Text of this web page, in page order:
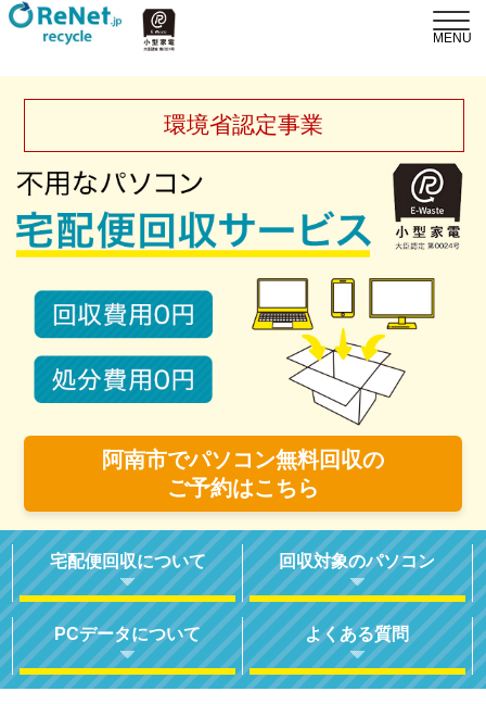
環境省認定事業
阿南市でパソコン無料回収の
ご予約はこちら
宅配便回収について 回収対象のパソコン
PCデータについて よくある質問